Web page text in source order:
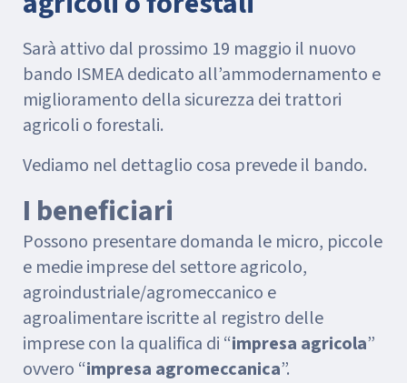
Sarà attivo dal prossimo 19 maggio il nuovo
bando ISMEA dedicato all’ammodernamento e
miglioramento della sicurezza dei trattori
agricoli o forestali.
Vediamo nel dettaglio cosa prevede il bando.
I beneficiari
Possono presentare domanda le micro, piccole
e medie imprese del settore agricolo,
agroindustriale/agromeccanico e
agroalimentare iscritte al registro delle
imprese con la qualifica di “impresa agricola”
ovvero “impresa agromeccanica”.